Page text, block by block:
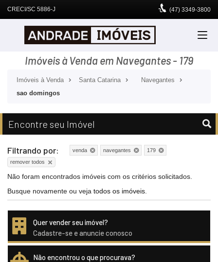
CRECI/SC 5886-J (47) 3349-3800
Imóveis à Venda em Navegantes - 179
Imóveis à Venda Santa Catarina
Navegantes
sao domingos
Encontre seu Imóvel
Filtrando por: venda navegantes
179
remover todos
Não foram encontrados imóveis com os critérios solicitados.
Busque novamente ou veja todos os imóveis
Quer vender seu imóvel?
Cadastre-se e anuncie conosco
Não encontrou o que procurava?